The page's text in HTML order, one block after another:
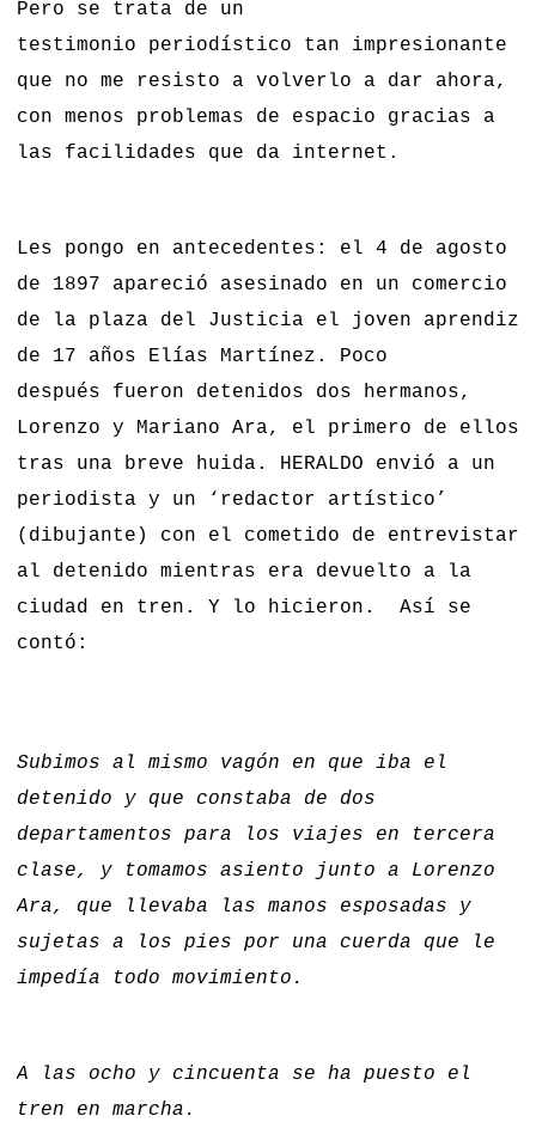
Pero se trata de un
testimonio periodístico tan impresionante
que no me resisto a volverlo a dar ahora,
con menos problemas de espacio gracias a
las facilidades que da internet.
Les pongo en antecedentes: el 4 de agosto
de 1897 apareció asesinado en un comercio
de la plaza del Justicia el joven aprendiz
de 17 años Elías Martínez. Poco
después fueron detenidos dos hermanos,
Lorenzo y Mariano Ara, el primero de ellos
tras una breve huida. HERALDO envió a un
periodista y un ‘redactor artístico’
(dibujante) con el cometido de entrevistar
al detenido mientras era devuelto a la
ciudad en tren. Y lo hicieron. Así se
contó:
Subimos al mismo vagón en que iba el
detenido y que constaba de dos
departamentos para los viajes en tercera
clase, y tomamos asiento junto a Lorenzo
Ara, que llevaba las manos esposadas y
sujetas a los pies por una cuerda que le
impedía todo movimiento.
A las ocho y cincuenta se ha puesto el
tren en marcha.